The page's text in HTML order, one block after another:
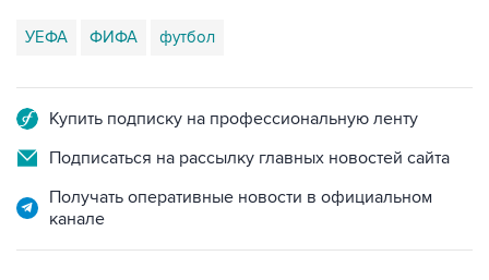
УЕФА ФИФА футбол
Купить подписку на профессиональную ленту
Подписаться на рассылку главных новостей сайта
Получать оперативные новости в официальном
канале